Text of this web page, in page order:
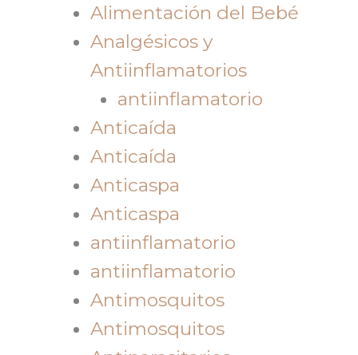
Alimentación del Bebé
Analgésicos y
Antiinflamatorios
antiinflamatorio
Anticaída
Anticaída
Anticaspa
Anticaspa
antiinflamatorio
antiinflamatorio
Antimosquitos
Antimosquitos